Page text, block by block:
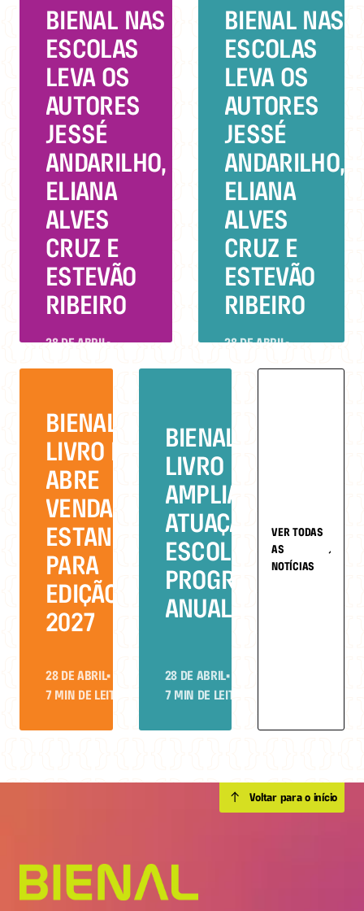
BIENAL NAS
ESCOLAS
LEVA OS
AUTORES
JESSÉ
ANDARILHO,
ELIANA
ALVES
CRUZ E
ESTEVÃO
RIBEIRO
28 DE ABRIL•
BIENAL NAS
ESCOLAS
LEVA OS
AUTORES
JESSÉ
ANDARILHO,
ELIANA
ALVES
CRUZ E
ESTEVÃO
RIBEIRO
28 DE ABRIL•
BIENAL DO
LIVRO RIO
ABRE
VENDA DE
ESTANDES
PARA
EDIÇÃO DE
2027
28 DE ABRIL•
7 MIN DE LEITURA
BIENAL DO
LIVRO RIO
AMPLIA
ATUAÇÃO NAS
ESCOLAS COM
PROGRAMAÇÃO
ANUAL
28 DE ABRIL•
7 MIN DE LEITURA
VER TODAS
AS
NOTÍCIAS
Voltar para o início